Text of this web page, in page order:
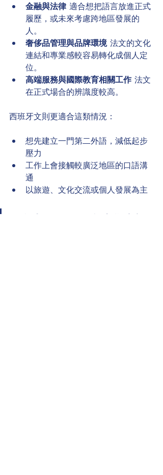
金融與法律
  適合想把語言放進正式
履歷，或未來考慮跨地區發展的
人。
奢侈品管理與品牌環境
  法文的文化
連結和專業感較容易轉化成個人定
位。
高端服務與國際教育相關工作
  法文
在正式場合的辨識度較高。
西班牙文則更適合這類情況：
想先建立一門第二外語，減低起步
壓力
工作上會接觸較廣泛地區的口語溝
通
以旅遊、文化交流或個人發展為主
很多成人不是沒有能力學法文，